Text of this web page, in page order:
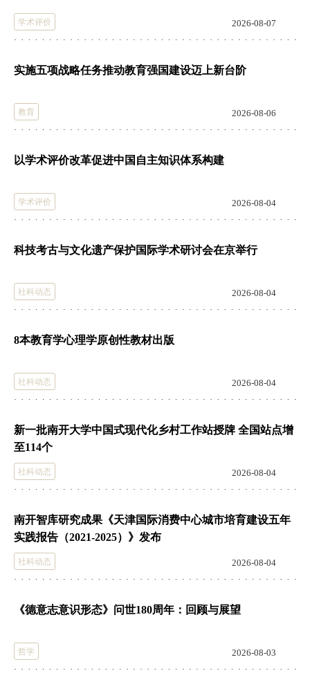
学术评价 2026-08-07
实施五项战略任务推动教育强国建设迈上新台阶
教育 2026-08-06
以学术评价改革促进中国自主知识体系构建
学术评价 2026-08-04
科技考古与文化遗产保护国际学术研讨会在京举行
社科动态 2026-08-04
8本教育学心理学原创性教材出版
社科动态 2026-08-04
新一批南开大学中国式现代化乡村工作站授牌 全国站点增
至114个
社科动态 2026-08-04
南开智库研究成果《天津国际消费中心城市培育建设五年
实践报告（2021-2025）》发布
社科动态 2026-08-04
《德意志意识形态》问世180周年：回顾与展望
哲学 2026-08-03